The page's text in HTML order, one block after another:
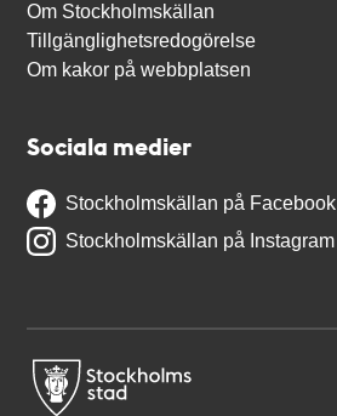
Om Stockholmskällan
Tillgänglighetsredogörelse
Om kakor på webbplatsen
Sociala medier
Stockholmskällan på Facebook
Stockholmskällan på Instagram